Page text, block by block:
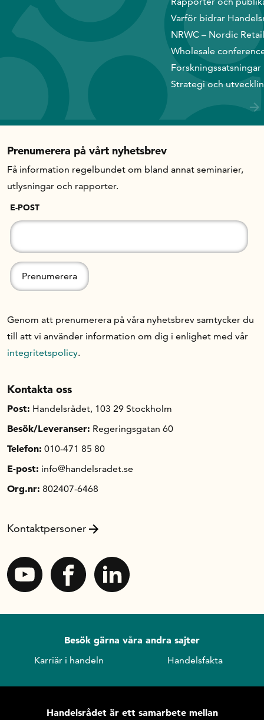
Varför bidrar
NRWC – Nordic
Wholesale
Forskningssatsningar
Strategi och
Prenumerera på vårt nyhetsbrev
Få information regelbundet om bland annat seminarier,
utlysningar och rapporter.
E-POST
Genom att prenumerera på våra nyhetsbrev samtycker du
till att vi använder information om dig i enlighet med vår
integritetspolicy.
Kontakta oss
Post: Handelsrådet, 103 29 Stockholm
Besök/Leveranser: Regeringsgatan 60
Telefon: 010-471 85 80
E-post: info@handelsradet.se
Org.nr: 802407-6468
Kontaktpersoner
Besök gärna våra andra sajter
Karriär i handeln Handelsfakta
Handelsrådet är ett samarbete mellan